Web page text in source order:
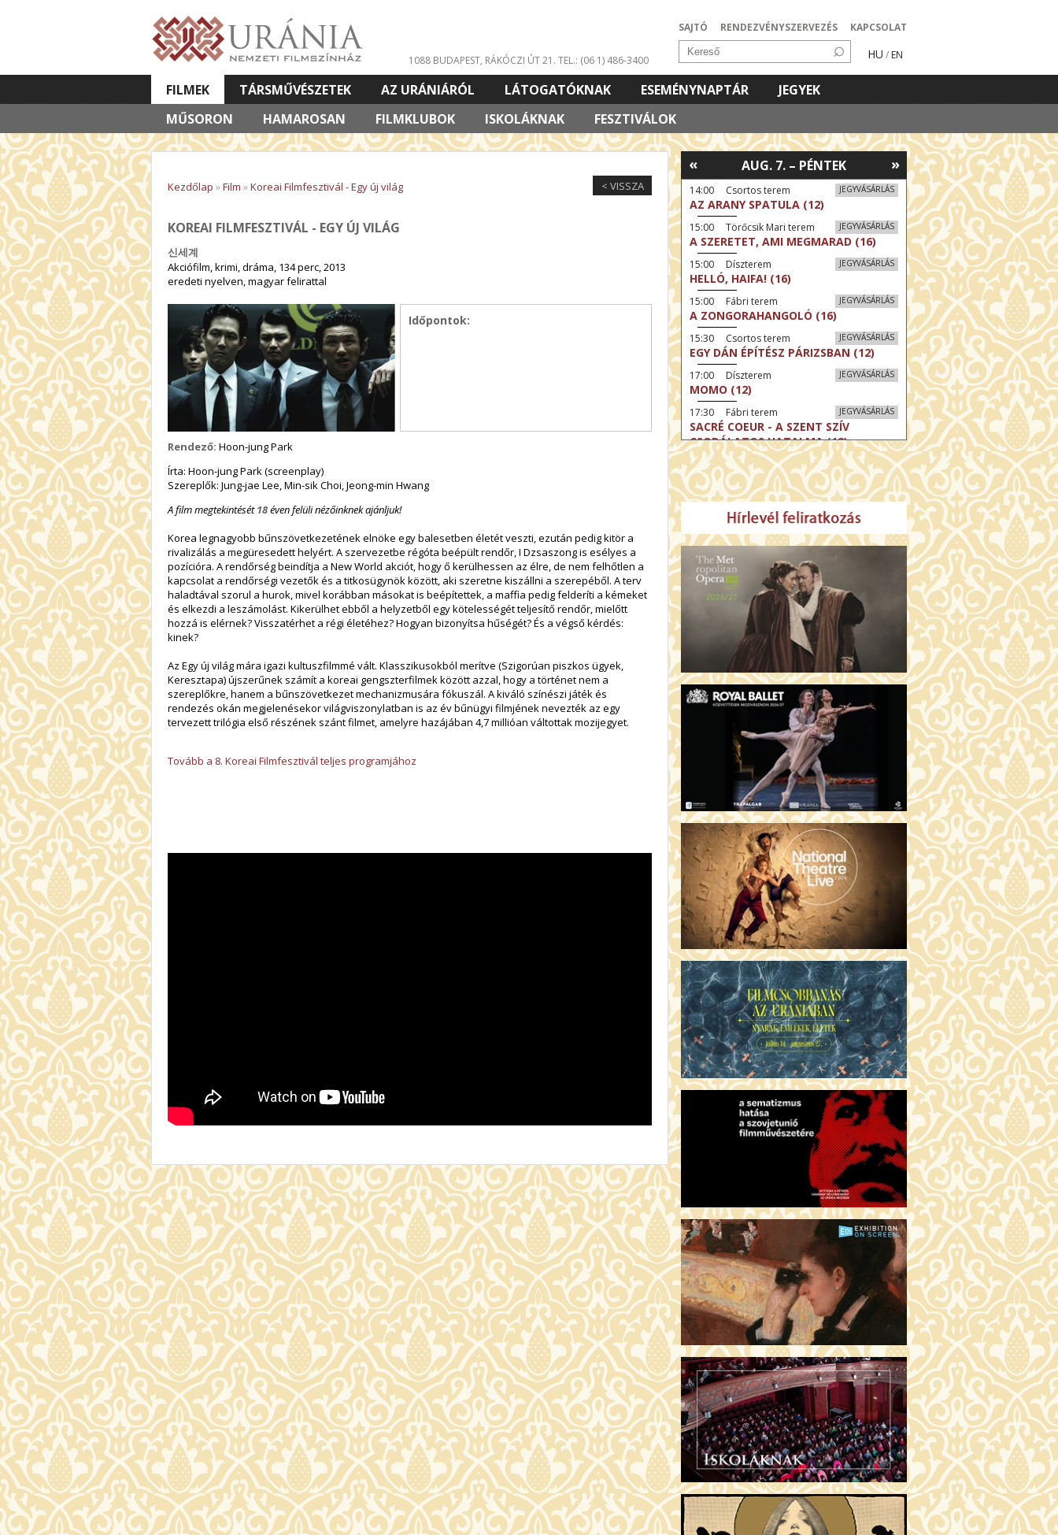
SAJTÓ RENDEZVÉNYSZERVEZÉS KAPCSOLAT
HU / EN
1088 BUDAPEST, RÁKÓCZI ÚT 21. TEL.: (06 1) 486-3400
FILMEK
MŰSORON
HAMAROSAN FILMKLUBOK ISKOLÁKNAK FESZTIVÁLOK
TÁRSMŰVÉSZETEK AZ URÁNIÁRÓL LÁTOGATÓKNAK ESEMÉNYNAPTÁR
JEGYEK
VETÍTETT KÉPES ELŐADÁSOK
< VISSZA
Kezdőlap »Film »Koreai Filmfesztivál - Egy új világ
KOREAI FILMFESZTIVÁL - EGY ÚJ VILÁG
신세계
Akciófilm, krimi, dráma, 134 perc, 2013
eredeti nyelven, magyar felirattal
Időpontok:
Rendező: Hoon-jung Park
Írta: Hoon-jung Park (screenplay)
Szereplők: Jung-jae Lee, Min-sik Choi, Jeong-min Hwang
A film megtekintését18éven felüli nézőinknek ajánljuk!
Korea legnagyobb bűnszövetkezetének elnöke egy balesetben életét veszti, ezután pedig kitör a
rivalizálás a megüresedett helyért. A szervezetbe régóta beépült rendőr, I Dzsaszong is esélyes a
pozícióra. A rendőrség beindítja a New World akciót, hogy ő kerülhessen az élre, de nem felhőtlen a
kapcsolat a rendőrségi vezetők és a titkosügynök között, aki szeretne kiszállni a szerepéből. A terv
haladtával szorul a hurok, mivel korábban másokat is beépítettek, a maffia pedig felderíti a kémeket
és elkezdi a leszámolást. Kikerülhet ebből a helyzetből egy kötelességét teljesítő rendőr, mielőtt
hozzá is elérnek? Visszatérhet a régi életéhez? Hogyan bizonyítsa hűségét? És a végső kérdés:
kinek?
Az Egy új világ mára igazi kultuszfilmmé vált. Klasszikusokból merítve (Szigorúan piszkos ügyek,
Keresztapa) újszerűnek számít a koreai gengszterfilmek között azzal, hogy a történet nem a
szereplőkre, hanem a bűnszövetkezet mechanizmusára fókuszál. A kiváló színészi játék és
rendezés okán megjelenésekor világviszonylatban is az év bűnügyi filmjének nevezték az egy
tervezett trilógia első részének szánt filmet, amelyre hazájában 4,7 millióan váltottak mozijegyet.
Tovább a 8. Koreai Filmfesztivál teljes programjához
»
AUG. 7. – PÉNTEK
«
JEGYVÁSÁRLÁS
14:00 Csortos terem
AZ ARANY SPATULA (12)
JEGYVÁSÁRLÁS
15:00 Törőcsik Mari terem
A SZERETET, AMI MEGMARAD (16)
JEGYVÁSÁRLÁS
15:00 Díszterem
HELLÓ, HAIFA! (16)
JEGYVÁSÁRLÁS
15:00 Fábri terem
A ZONGORAHANGOLÓ (16)
JEGYVÁSÁRLÁS
15:30 Csortos terem
EGY DÁN ÉPÍTÉSZ PÁRIZSBAN (12)
JEGYVÁSÁRLÁS
17:00 Díszterem
MOMO (12)
JEGYVÁSÁRLÁS
17:30 Fábri terem
SACRÉ COEUR - A SZENT SZÍV
CSODÁLATOS HATALMA (12)
JEGYVÁSÁRLÁS
17:30 Törőcsik Mari terem
SZERELMEM, MAROKKÓ (16)
JEGYVÁSÁRLÁS
17:30 Csortos terem
MOHÁCS – VILÁGOK HARCA (12)
JEGYVÁSÁRLÁS
19:00 Díszterem
ODÜSSZEIA (16)
19:30 Csortos terem
MEGHÍVÁS (16)
JEGYVÁSÁRLÁS
19:30 Fábri terem
KESERŰ KARÁCSONY (16)
JEGYVÁSÁRLÁS
20:00 Törőcsik Mari terem
AZ IDEGEN (16)